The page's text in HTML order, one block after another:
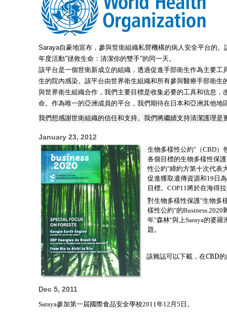
Saraya自豪地宣布，參與世衛組織私營機構的病人安全平台的。
年度活動"拯救生命：清潔你的雙手"的同一天。
該平台是一個世衛新成立的組織，透過促進手部衛生作為主要
生的院內感染。 該平台由世界衛生組織和所有參與醫療手部衛生
與世界衛生組織合作，我們主要目標是收集必要的工具和信息
命。 作為唯一的亞洲成員的平台，我們期待在日本和亞洲其他
我們想感謝世衛組織的信任和支持。我們將繼續支持清潔護理是
January 23, 2012
生物多樣性公約" （CBD）
各個目標的生物多樣性保
性公約"締約方第十次代表
促進獲取遺傳資源和19 日
目標。 COP11 將於在海得
對生物多樣性保護"生物多
樣性公約"的Business.2020
年"森林"與上Saraya的婆羅
題。
該雜誌可以下載，在CBD
Dec 5, 2011
Saraya參加第一屆國際食品安全學校2011 年12 月5 日。